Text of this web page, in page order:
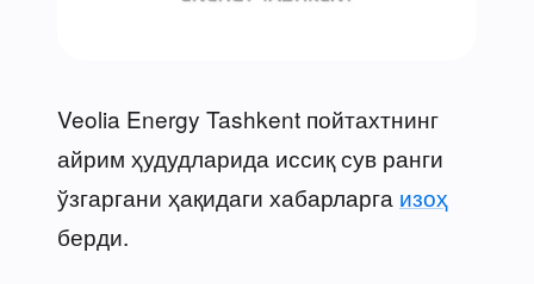
Veolia Energy Tashkent пойтахтнинг
айрим ҳудудларида иссиқ сув ранги
ўзгаргани ҳақидаги хабарларга изоҳ
берди.